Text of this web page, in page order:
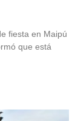
fiesta en Maipú
que está